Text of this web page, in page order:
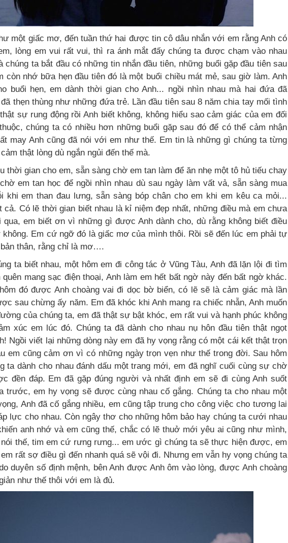
một giấc mơ, đến tuần thứ hai được tin cô dâu nhắn với em rằng Anh có
lòng em vui rất vui, thì ra ánh mắt đấy chúng ta được chạm vào nhau
chúng ta bắt đầu có những tin nhắn đầu tiên, những buổi gặp đầu tiên sau
còn nhớ bữa hẹn đầu tiên đó là một buổi chiều mát mẻ, sau giờ làm. Anh
buổi hẹn, em dành thời gian cho Anh... ngồi nhìn nhau mà hai đứa đã
thẹn thùng như những đứa trẻ. Lần đầu tiên sau 8 năm chia tay mối tình
sự rung động rồi Anh biết không, không hiểu sao cảm giác của em đối
chúng ta có nhiều hơn những buổi gặp sau đó để có thể cảm nhận
may Anh cũng đã nói với em như thế. Em tin là những gì chúng ta từng
thật lòng dù ngắn ngủi đến thế mà.
thời gian cho em, sẵn sàng chờ em tan làm để ăn nhẹ một tô hủ tiếu chay
em tan học để ngồi nhìn nhau dù sau ngày làm vất vả, sẵn sàng mua
khi em than đau lưng, sẵn sàng bóp chân cho em khi em kêu ca mỏi...
cả. Có lẽ thời gian biết nhau là kỉ niệm đẹp nhất, những điều mà em chưa
em biết ơn vì những gì được Anh dành cho, dù rằng không biết điều
Em cứ ngỡ đó là giấc mơ của mình thôi. Rồi sẽ đến lúc em phải tự
thân, rằng chỉ là mơ….
ta biết nhau, một hôm em đi công tác ở Vũng Tàu, Anh đã lặn lội đi tìm
mang sạc điện thoại, Anh làm em hết bất ngờ này đến bất ngờ khác.
đó được Anh choàng vai đi dọc bờ biển, có lẽ sẽ là cảm giác mà lần
sau chừng ấy năm. Em đã khóc khi Anh mang ra chiếc nhẫn, Anh muốn
của chúng ta, em đã thật sự bật khóc, em rất vui và hạnh phúc không
xúc em lúc đó. Chúng ta đã dành cho nhau nụ hôn đầu tiên thật ngọt
Ngồi viết lại những dòng này em đã hy vọng rằng có một cái kết thật trọn
em cũng cảm ơn vì có những ngày trọn vẹn như thế trong đời. Sau hôm
ta dành cho nhau đánh dấu một trang mới, em đã nghĩ cuối cùng sự chờ
đền đáp. Em đã gặp đúng người và nhất định em sẽ đi cùng Anh suốt
trước, em hy vọng sẽ được cùng nhau cố gắng. Chúng ta cho nhau một
Anh đã cố gắng nhiều, em cũng tập trung cho công việc cho tương lai
lực cho nhau. Còn ngây thơ cho những hôm bảo hay chúng ta cưới nhau
anh nhớ và em cũng thế, chắc có lẽ thuở mới yêu ai cũng như mình,
nói thế, tim em cứ rưng rưng... em ước gì chúng ta sẽ thực hiện được, em
rất sợ điều gì đến nhanh quá sẽ vội đi. Nhưng em vẫn hy vọng chúng ta
duyên số định mệnh, bên Anh được Anh ôm vào lòng, được Anh choàng
như thế thôi với em là đủ.